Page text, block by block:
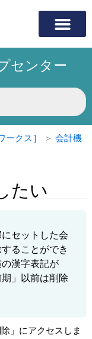
センター
ークス］ ＞ 会計機
たい
セットした会
ることができ
漢字表記が
」以前は削除
」にアクセスしま